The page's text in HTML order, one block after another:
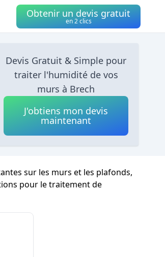
Obtenir un devis gratuit
en 2 clics
Devis Gratuit & Simple pour
traiter l'humidité de vos
murs à Brech
J'obtiens mon devis
maintenant
sur les murs et les plafonds,
pour le traitement de